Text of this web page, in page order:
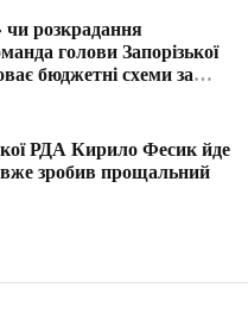
розкрадання
голови Запорізької
бюджетні схеми за
РДА Кирило Фесик йде
зробив прощальний